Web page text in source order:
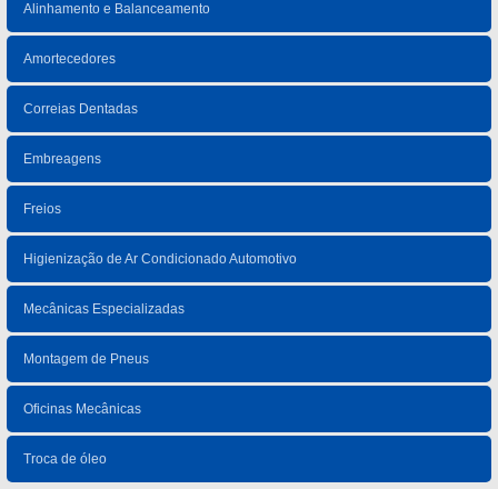
Alinhamento e Balanceamento
Amortecedores
Correias Dentadas
Embreagens
Freios
Higienização de Ar Condicionado Automotivo
Mecânicas Especializadas
Montagem de Pneus
Oficinas Mecânicas
Troca de óleo